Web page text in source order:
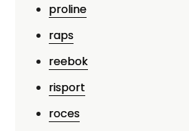
proline
raps
reebok
risport
roces